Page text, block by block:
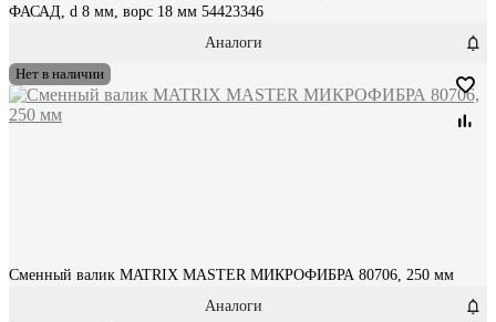
ФАСАД, d 8 мм, ворс 18 мм 54423346
Аналоги
Нет в наличии
Сменный валик MATRIX MASTER МИКРОФИБРА 80706, 250 мм
Аналоги